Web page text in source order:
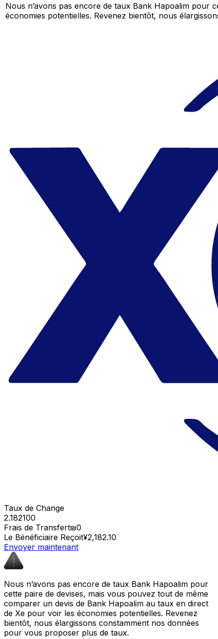
Nous n’avons pas encore de taux Bank Hapoalim pour
économies potentielles. Revenez bientôt, nous
Taux de Change
2.182100
Frais de Transfert₪0
Le Bénéficiaire Reçoit¥2,182.10
Envoyer maintenant
Nous n’avons pas encore de taux Bank Hapoalim pour
cette paire de devises, mais vous pouvez tout de même
comparer un devis de Bank Hapoalim au taux en direct
de Xe pour voir les économies potentielles. Revenez
bientôt, nous élargissons constamment nos données
pour vous proposer plus de taux.